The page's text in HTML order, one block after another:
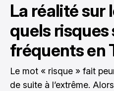
La réalité sur
quels risques
fréquents en
Le mot « risque » fait
de suite à l’extrême.